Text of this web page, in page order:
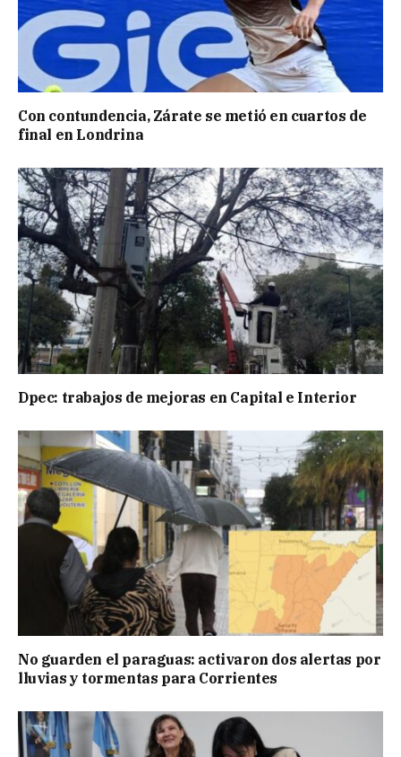
Con contundencia, Zárate se metió en cuartos de
final en Londrina
Dpec: trabajos de mejoras en Capital e Interior
No guarden el paraguas: activaron dos alertas por
lluvias y tormentas para Corrientes